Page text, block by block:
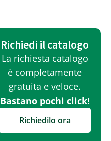
Richiedi il catalogo
La richiesta catalogo
è completamente
gratuita e veloce.
Bastano pochi click!
Richiedilo ora